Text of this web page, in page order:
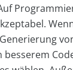
besserem